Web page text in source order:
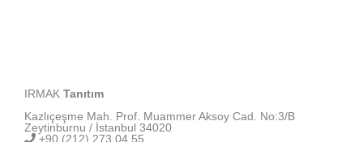
IRMAK Tanıtım
Kazlıçeşme Mah. Prof. Muammer Aksoy Cad. No:3/B
Zeytinburnu / İstanbul 34020
+90 (212) 273 04 55